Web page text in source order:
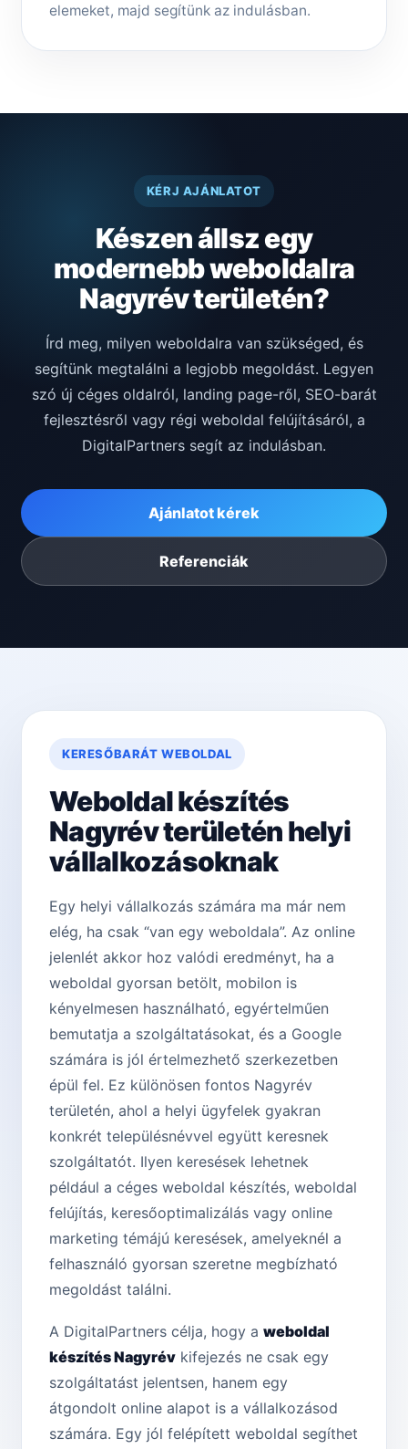
elemeket, majd segítünk az indulásban.
KÉRJ AJÁNLATOT
Készen állsz egy
modernebb weboldalra
Nagyrév területén?
Írd meg, milyen weboldalra van szükséged, és
segítünk megtalálni a legjobb megoldást. Legyen
szó új céges oldalról, landing page-ről, SEO-barát
fejlesztésről vagy régi weboldal felújításáról, a
DigitalPartners segít az indulásban.
Ajánlatot kérek
Referenciák
KERESŐBARÁT WEBOLDAL
Weboldal készítés
Nagyrév területén helyi
vállalkozásoknak
Egy helyi vállalkozás számára ma már nem
elég, ha csak “van egy weboldala”. Az online
jelenlét akkor hoz valódi eredményt, ha a
weboldal gyorsan betölt, mobilon is
kényelmesen használható, egyértelműen
bemutatja a szolgáltatásokat, és a Google
számára is jól értelmezhető szerkezetben
épül fel. Ez különösen fontos Nagyrév
területén, ahol a helyi ügyfelek gyakran
konkrét településnévvel együtt keresnek
szolgáltatót. Ilyen keresések lehetnek
például a céges weboldal készítés, weboldal
felújítás, keresőoptimalizálás vagy online
marketing témájú keresések, amelyeknél a
felhasználó gyorsan szeretne megbízható
megoldást találni.
A DigitalPartners célja, hogy a weboldal
készítés Nagyrév kifejezés ne csak egy
szolgáltatást jelentsen, hanem egy
átgondolt online alapot is a vállalkozásod
számára. Egy jól felépített weboldal segíthet